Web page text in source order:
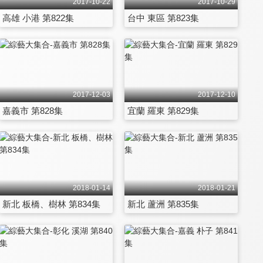
高雄 小港 第822集 台中 東區 第823集
2017-12-03
嘉義市 第828集
2017-12-10
宜蘭 羅東 第829集
2018-01-14
新北 板橋、樹林 第834集
2018-01-21
新北 蘆洲 第835集